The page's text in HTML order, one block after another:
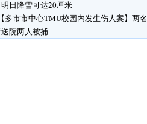
日降雪可达20厘米
多市市中心TMU校园内发生伤人案】两名
院两人被捕